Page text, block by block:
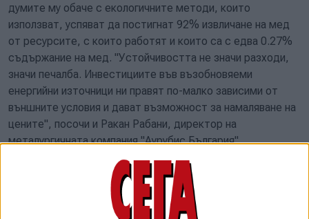
думите му обаче с екологичните методи, които
използват, успяват да постигнат 92% извличане на мед
от ресурсите, с които работят и които са с едва 0.27%
съдържание на мед. "Устойчивостта не значи разходи,
значи печалба. Инвестициите във възобновяеми
енергийни източници ни правят по-малко зависими от
външните условия и дават възможност за намаляване на
цените", посочи и Ракан Рабани, директор на
металургичната компания "Аурубис България".
"Голямата тайна е в системното намаляване на
разхищенията и в правенето на повече с по-малко, но не
за сметка на качеството - например с намаляване на